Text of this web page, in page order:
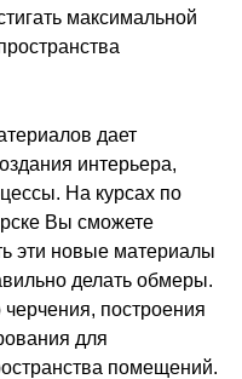
максимальной
дает
интерьера,
На курсах по
Вы сможете
эти новые материалы
делать обмеры.
построения
для
помещений.